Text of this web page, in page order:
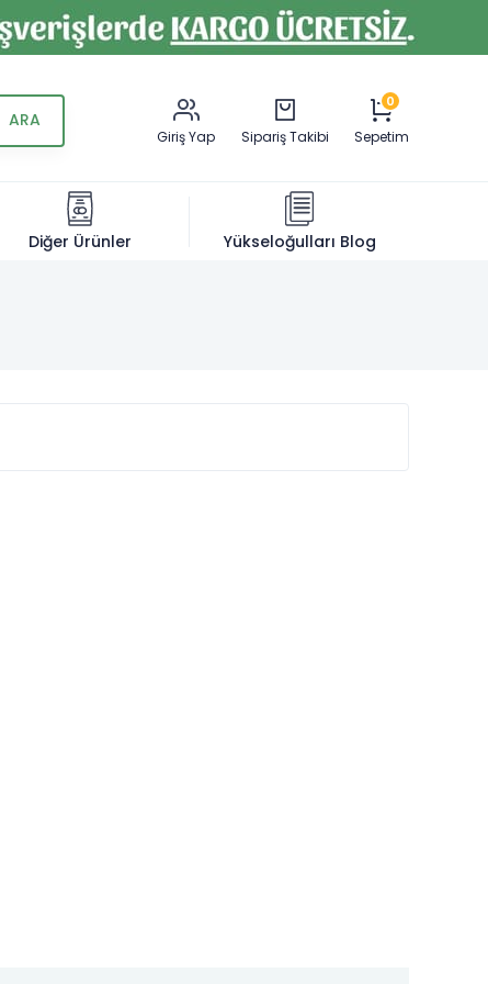
Giriş Yap
Sipariş Takibi
0
Sepetim
Diğer Ürünler Yükseloğulları Blog